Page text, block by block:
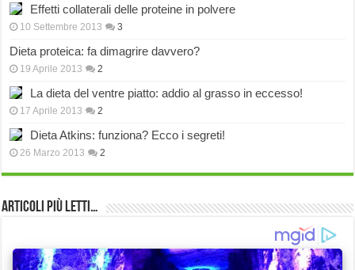
Effetti collaterali delle proteine in polvere
10 Settembre 2013 3
Dieta proteica: fa dimagrire davvero?
19 Aprile 2013 2
La dieta del ventre piatto: addio al grasso in eccesso!
17 Aprile 2013 2
Dieta Atkins: funziona? Ecco i segreti!
26 Marzo 2013 2
Articoli più Letti…